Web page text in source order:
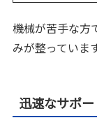
機械が苦手な方
みが整っています
迅速なサポ